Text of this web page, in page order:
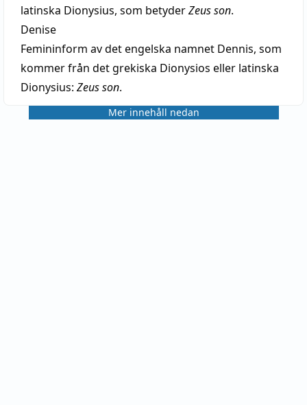
latinska Dionysius, som betyderZeus son.
Denise
Femininform av det engelska namnet Dennis, som
kommer från det grekiska Dionysios eller latinska
Dionysius: Zeus son.
Mer innehåll nedan